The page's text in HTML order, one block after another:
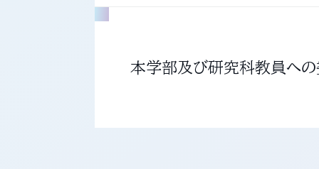
本学部及び研究科教員へ